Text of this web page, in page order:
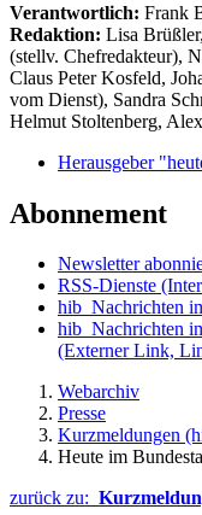
Verantwortlich: Frank
Redaktion: Lisa
(stellv. Chefredakteur),
Claus Peter Kosfeld,
vom Dienst), Sandra
Helmut Stoltenberg,
Herausgeber
Abonnement
Newsletter
RSS-Dienste
hib_Nachrichten
hib_Nachrichten
(Externer Link,
Webarchiv
Presse
Kurzmeldungen
Heute im
zurück zu: